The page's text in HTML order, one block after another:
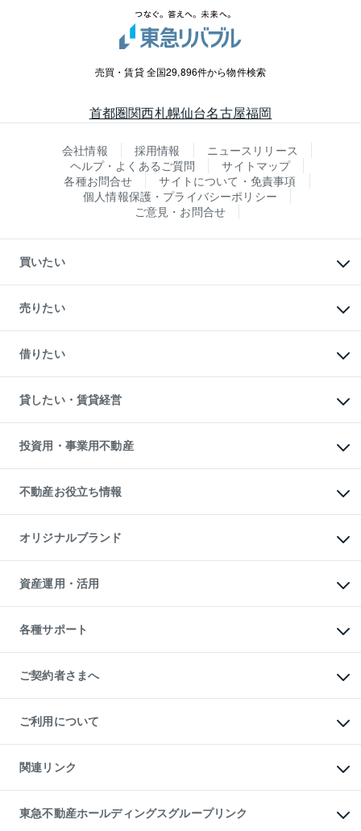
売買・賃貸 全国29,896件から物件検索
首都圏関西札幌仙台名古屋福岡
会社情報 採用情報
ニュースリリース
ヘルプ・よくあるご質問
サイトマップ
各種お問合せ
サイトについて・免責事項
個人情報保護・プライバシーポリシー
ご意見・お問合せ
買いたい
新築・分譲マンションの購入
中古マンションの購入
一戸建ての購入
中古一戸建ての購入
不動産購入の流れ
注目キーワード物件特集
購入ガイド
English 繁体中文簡体中文
売りたい
一戸建ての売却・査定
土地の売却・査定
スピードAI査定
不動産査定について
不動産売却の流れ
不動産買換えの流れ
売却ガイド
借りたい
オフィス・店舗の賃貸
借りるときの流れ
借りるガイド
貸したい・賃貸経営
マンション賃料データ
賃貸管理プラン
リロケーションについて
貸すガイド
投資用・事業用不動産
事業用不動産
マンション投資
投資用マンション
アパート経営
収益物件
ビル購入（ビル一棟）
投資用不動産の売却査定
事業用不動産の売却査定
不動産お役立ち情報
マンションライブラリー
人気マンションランキング
暮らしに役立つ不動産メディア
不動産相場・不動産価格情報
不動産コラム・ニュース
不動産用語集
不動産なんでもネット相談室
住まいの税金
オリジナルブランド
一棟リノベーションマンション
L`GENTE（ルジェンテ）
区分リノベーションマンション
投資用一棟レジデンスWELL
不動産小口投資
LEGACIA（レガシア）
資産運用・活用
不動産M&A
アセットマネジメント・出資
各種サポート
相続サポート
リフォームサポート
ご契約者さまへ
ご紹介・再契約特典
入居者様専用-各種ご案内（賃貸）
東急こすもす会「こすもすWeb」
ご利用について
金融商品取引について
東急リバブル ソーシャルメディアポリシー
ご意見・お問い合わせ（金融商品取引専用の相談・お問い合わせ窓口）
ダイレクトメール（郵送物）・Eメールなどの送付停止について
関連リンク
これからご結婚される方に東急百貨店のブライダルクラブ
人材サービスのご用命は 東急リバブルスタッフ株式会社まで
東急不動産ホールディングスグループリンク